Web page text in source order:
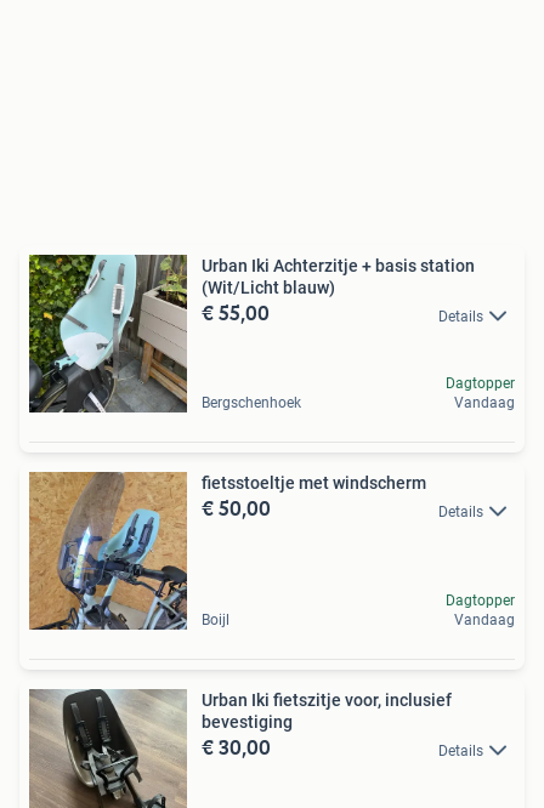
Urban Iki Achterzitje + basis station
(Wit/Licht blauw)
€ 55,00 Details
Bergschenhoek
Dagtopper
Vandaag
fietsstoeltje met windscherm
€ 50,00 Details
Boijl
Dagtopper
Vandaag
Urban Iki fietszitje voor, inclusief
bevestiging
€ 30,00 Details